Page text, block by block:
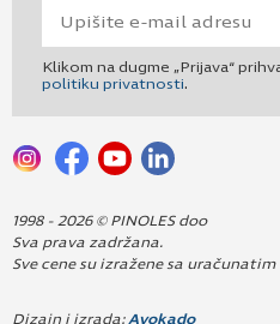
Klikom na dugme „Prijava“
politiku privatnosti.
1998 - 2026 © PINOLES doo
Sva prava zadržana.
Sve cene su izražene sa
Dizajn i izrada:Avokado